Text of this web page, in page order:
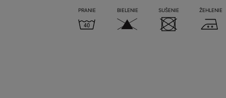
PRANIE BIELENIE SUŠENIE ŽEHLENIE